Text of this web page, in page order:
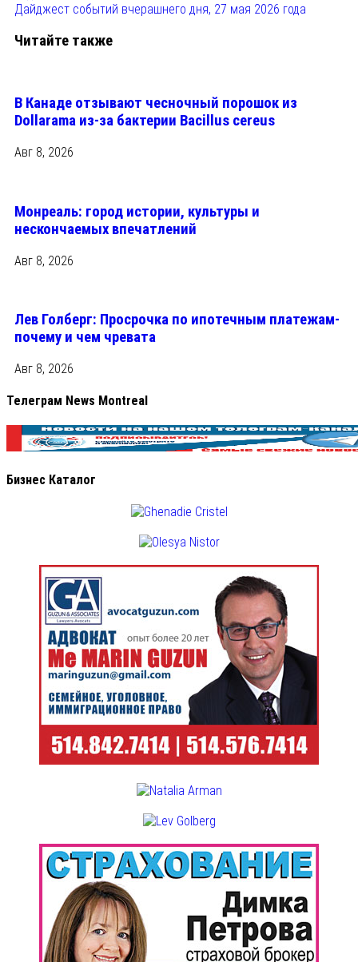
Дайджест событий вчерашнего дня, 27 мая 2026 года
Читайте также
В Канаде отзывают чесночный порошок из
Dollarama из-за бактерии Bacillus cereus
Авг 8, 2026
Монреаль: город истории, культуры и
нескончаемых впечатлений
Авг 8, 2026
Лев Голберг: Просрочка по ипотечным платежам-
почему и чем чревата
Авг 8, 2026
Телеграм News Montreal
Бизнес Каталог